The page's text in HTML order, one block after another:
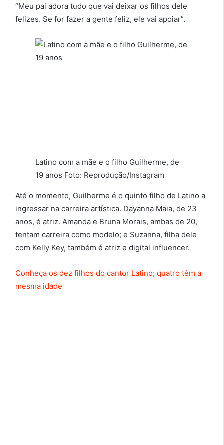
“Meu pai adora tudo que vai deixar os filhos dele
felizes. Se for fazer a gente feliz, ele vai apoiar”.
Latino com a mãe e o filho Guilherme, de
19 anos Foto: Reprodução/Instagram
Até o momento, Guilherme é o quinto filho de Latino a
ingressar na carreira artística. Dayanna Maia, de 23
anos, é atriz. Amanda e Bruna Morais, ambas de 20,
tentam carreira como modelo; e Suzanna, filha dele
com Kelly Key, também é atriz e digital influencer.
Conheça os dez filhos do cantor Latino; quatro têm a
mesma idade